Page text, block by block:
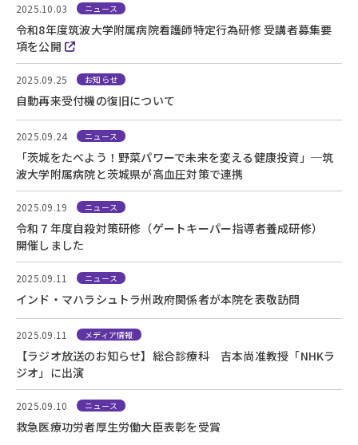
2025.10.03 ニュース
令和8年度筑波大学附属病院看護師特定行為研修 受講者募集要
項を公開
2025.09.25 お知らせ
自動再来受付機の復旧について
2025.09.24 ニュース
「茨城をたべよう！野菜パワーで未来を変える健康投資」─筑
波大学附属病院と茨城県が高血圧対策で連携
2025.09.19 ニュース
令和７年度自殺対策研修（ゲートキーパー指導者養成研修）
開催しました
2025.09.11 ニュース
インド・マハラシュトラ州政府関係者が本院を表敬訪問
2025.09.11 メディア情報
【ラジオ放送のお知らせ】総合診療科 吉本尚准教授「NHKラ
ジオ」に出演
2025.09.10 ニュース
救急医療功労者厚生労働大臣表彰を受賞